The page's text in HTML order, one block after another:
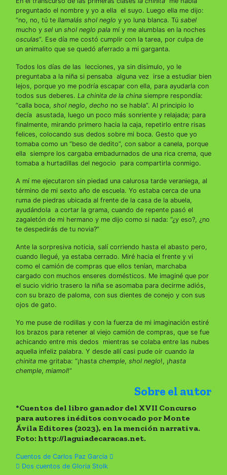
preguntado el nombre y yo a ella el suyo. Luego ella me dijo:
“no, no, tú te llamalás shol neglo y yo luna blanca. Tú sabel
mucho y sel un shol neglo pala mí y me alumblas en la noches
osculas”. Ese día me costó cumplir con la tarea, por culpa de
un animalito que se quedó aferrado a mi garganta.
Todos los días de las lecciones, ya sin disimulo, yo le
preguntaba a la niña si pensaba alguna vez irse a estudiar bien
lejos, porque yo me podría escapar con ella, para ayudarla con
todos sus deberes. La chinita de la china siempre respondía:
“calla boca, shol neglo, decho no se habla”. Al principio lo
decía asustada, luego un poco más sonriente y relajada; para
finalmente, mirando primero hacia la caja, repetirlo entre risas
felices, colocando sus dedos sobre mi boca. Gesto que yo
tomaba como un “beso de dedito”, con sabor a canela, porque
ella siempre los cargaba embadurnados de una rica crema, que
tomaba a hurtadillas del negocio para compartirla conmigo.
A mí me ejecutaron sin piedad una calurosa tarde veraniega, al
término de mi sexto año de escuela. Yo estaba cerca de una
ruma de piedras ubicada al frente de la casa de la abuela,
ayudándola a cortar la grama, cuando de repente pasó el
zagaletón de mi hermano y me dijo como si nada: “¿y eso?, ¿no
te despedirás de tu novia?”
Ante la sorpresiva noticia, salí corriendo hasta el abasto pero,
cuando llegué, ya estaba cerrado. Miré hacia el frente y vi
como el camión de compras que ellos tenían, marchaba
cargado con muchos enseres domésticos. Me imaginé que por
el sucio vidrio trasero la niña se asomaba para decirme adiós,
con su brazo de paloma, con sus dientes de conejo y con sus
ojos de gato.
Yo me puse de rodillas y con la fuerza de mi imaginación estiré
los brazos para retener al viejo camión de compras, que se fue
achicando entre mis dedos mientras se colaba entre las nubes
aquella infeliz palabra. Y desde allí casi pude oír cuando la
chinita me gritaba: “¡hasta chemple, shol neglo!, ¡hasta
chemple, miamol!”
Sobre el autor
*Cuentos del libro ganador del XVII Concurso
para autores inéditos convocado por Monte
Ávila Editores (2023), en la mención narrativa.
Foto: http://laguiadecaracas.net.
Navegación
Cuentos de Carlos Paz García
Dos cuentos de Gloria Stolk